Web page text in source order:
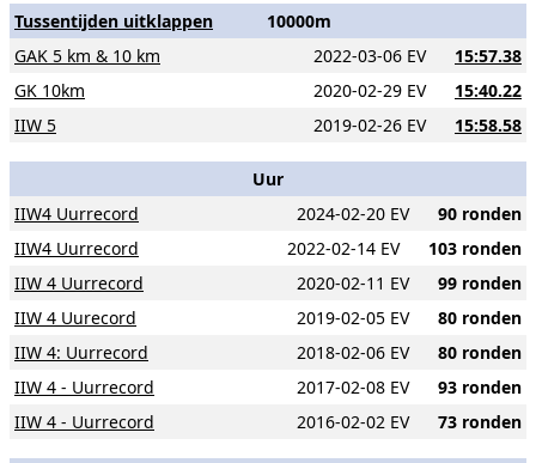
Tussentijden uitklappen
10000m
GAK 5 km & 10 km
2022-03-06 EV 15:57.38
GK 10km
2020-02-29 EV 15:40.22
IIW 5
2019-02-26 EV 15:58.58
Uur
IIW4 Uurrecord
2024-02-20 EV 90 ronden
IIW4 Uurrecord
2022-02-14 EV 103 ronden
IIW 4 Uurrecord
2020-02-11 EV 99 ronden
IIW 4 Uurecord
2019-02-05 EV 80 ronden
IIW 4: Uurrecord
2018-02-06 EV 80 ronden
IIW 4 - Uurrecord
2017-02-08 EV 93 ronden
IIW 4 - Uurrecord
2016-02-02 EV 73 ronden